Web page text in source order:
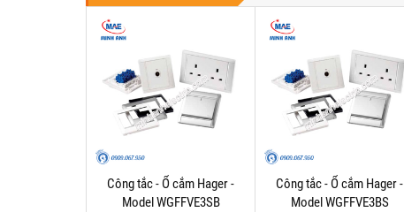
Công tắc - Ổ cắm Hager -
Model WGFFVE3SB
Công tắc - Ổ cắm Hager -
Model WGFFVE3BS